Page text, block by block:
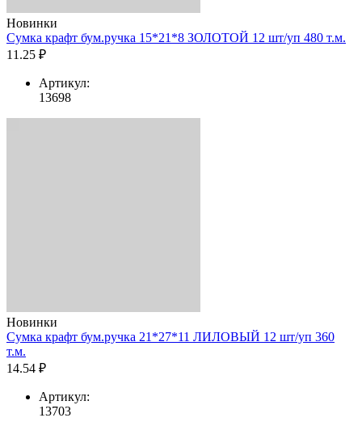
Новинки
Сумка крафт бум.ручка 15*21*8 ЗОЛОТОЙ 12 шт/уп 480 т.м.
11.25 ₽
Артикул:
13698
Новинки
Сумка крафт бум.ручка 21*27*11 ЛИЛОВЫЙ 12 шт/уп 360
т.м.
14.54 ₽
Артикул:
13703